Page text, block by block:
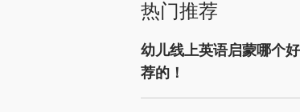
热门推荐
幼儿线上英语启蒙哪个
荐的！